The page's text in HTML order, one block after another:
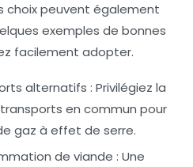
choix peuvent également
exemples de bonnes
facilement adopter.
alternatifs : Privilégiez la
en commun pour
gaz à effet de serre.
de viande : Une